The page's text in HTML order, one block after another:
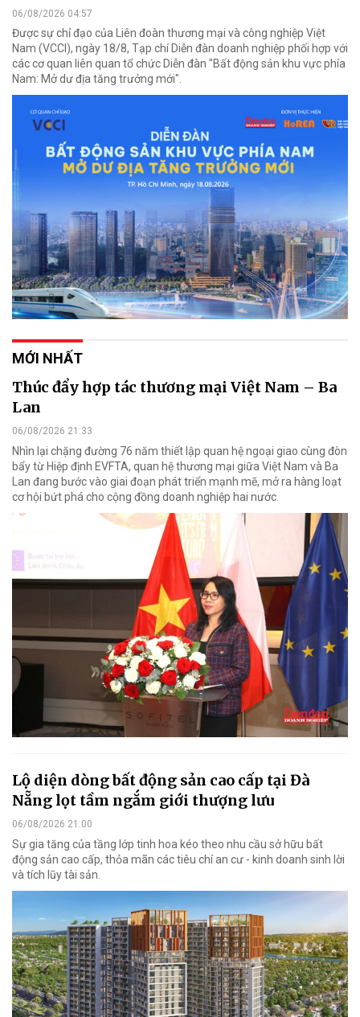
06/08/2026 04:57
Được sự chỉ đạo của Liên đoàn thương mại và công nghiệp Việt
Nam (VCCI), ngày 18/8, Tạp chí Diễn đàn doanh nghiệp phối hợp với
các cơ quan liên quan tổ chức Diễn đàn "Bất động sản khu vực phía
Nam: Mở dư địa tăng trưởng mới".
MỚI NHẤT
Thúc đẩy hợp tác thương mại Việt Nam – Ba
Lan
06/08/2026 21:33
Nhìn lại chặng đường 76 năm thiết lập quan hệ ngoại giao cùng đòn
bẩy từ Hiệp định EVFTA, quan hệ thương mại giữa Việt Nam và Ba
Lan đang bước vào giai đoạn phát triển mạnh mẽ, mở ra hàng loạt
cơ hội bứt phá cho cộng đồng doanh nghiệp hai nước.
Lộ diện dòng bất động sản cao cấp tại Đà
Nẵng lọt tầm ngắm giới thượng lưu
06/08/2026 21:00
Sự gia tăng của tầng lớp tinh hoa kéo theo nhu cầu sở hữu bất
động sản cao cấp, thỏa mãn các tiêu chí an cư - kinh doanh sinh lời
và tích lũy tài sản.